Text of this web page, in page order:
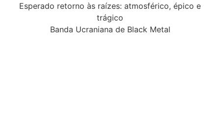
Esperado retorno às raízes: atmosférico, épico e
trágico
Banda Ucraniana de Black Metal